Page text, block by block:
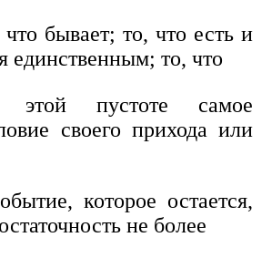
бывает; то, что есть и
единственным; то, что
этой пустоте самое
своего прихода или
которое остается,
не более